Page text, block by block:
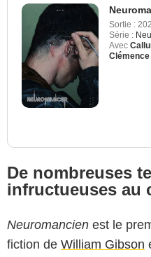
Sortie :
Série :
Avec
De nombreuses
infructueuses au
Neuromancien est le
fiction de William Gibson